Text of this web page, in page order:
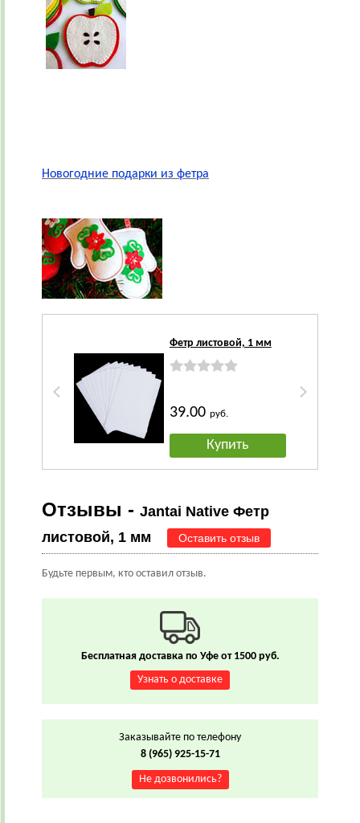
Новогодние подарки из фетра
Фетр листовой, 1 мм
39.00 руб.
Купить
Отзывы - Jantai Native Фетр
листовой, 1 мм
Оставить отзыв
Будьте первым, кто оставил отзыв.
Бесплатная доставка по Уфе от 1500 руб.
Узнать о доставке
Заказывайте по телефону
8 (965) 925-15-71
Не дозвонились?